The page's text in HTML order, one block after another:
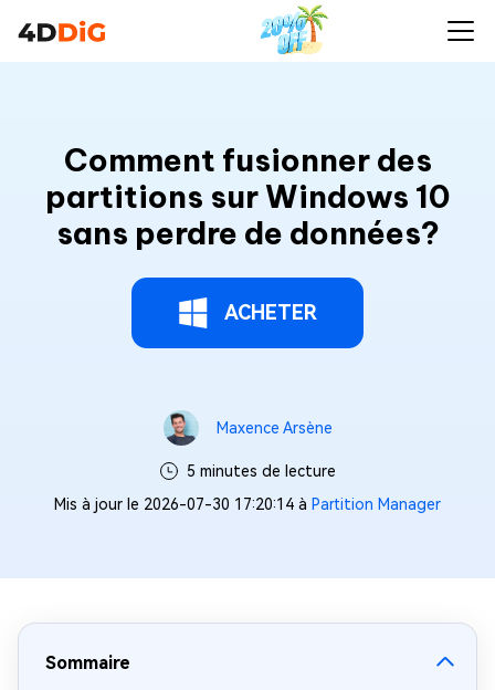
Comment fusionner des
partitions sur Windows 10
sans perdre de données?
ACHETER
Maxence Arsène
5 minutes de lecture
Mis à jour le 2026-07-30 17:20:14 à Partition Manager
Sommaire